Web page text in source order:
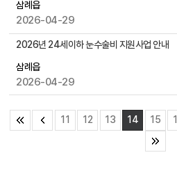
삼례읍
2026-04-29
2026년 24세이하 눈수술비 지원사업 안내
삼례읍
2026-04-29
11 12 13 14 15